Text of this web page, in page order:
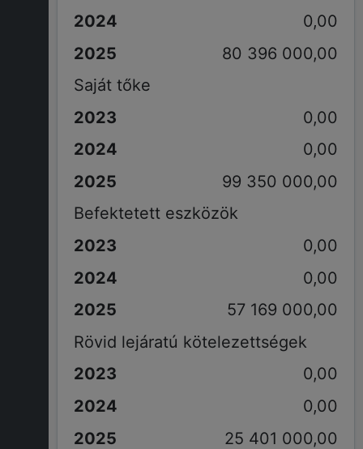
0,00
80 396 000,00
Saját tőke
0,00
0,00
99 350 000,00
Befektetett eszközök
0,00
0,00
57 169 000,00
Rövid lejáratú kötelezettségek
0,00
0,00
25 401 000,00